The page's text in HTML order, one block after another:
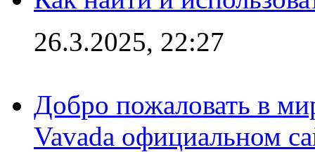
26.3.2025, 22:27
Добро пожаловать в
Vavada официальном